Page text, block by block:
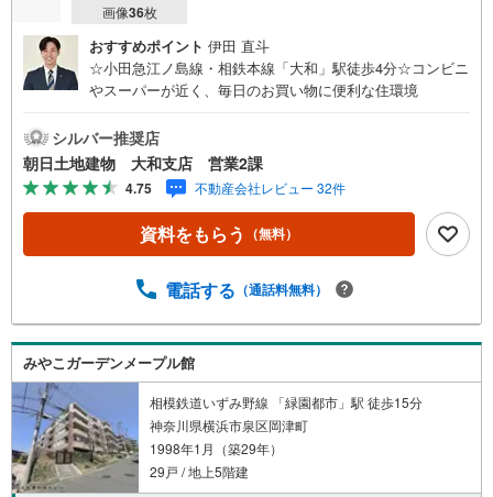
画像36枚
おすすめポイント 伊田 直斗
☆小田急江ノ島線・相鉄本線「大和」駅徒歩4分☆コンビニ
やスーパーが近く、毎日のお買い物に便利な住環境
シルバー推奨店
朝日土地建物 大和支店 営業2課
4.75 不動産会社レビュー 32件
資料をもらう （無料）
電話する （通話料無料）
みやこガーデンメープル館
相模鉄道いずみ野線 「緑園都市」駅 徒歩15分
神奈川県横浜市泉区岡津町
1998年1月（築29年）
29戸 / 地上5階建